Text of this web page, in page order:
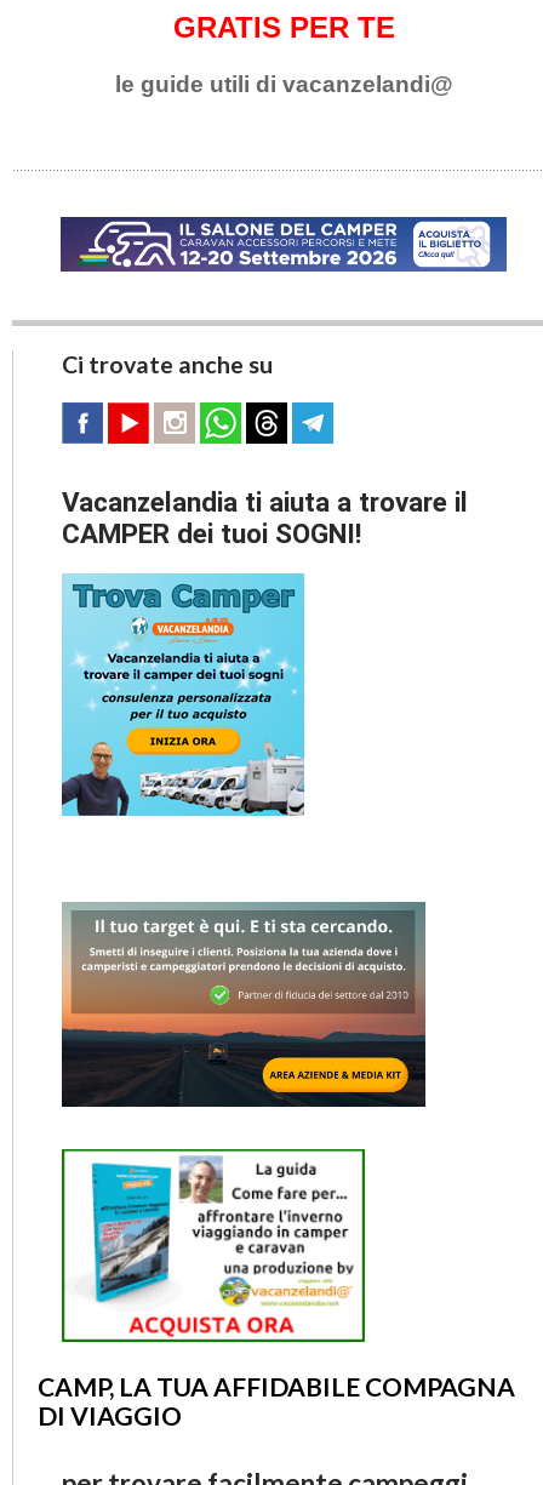
GRATIS PER TE
le guide utili di vacanzelandi@
Ci trovate anche su
Vacanzelandia ti aiuta a trovare il
CAMPER dei tuoi SOGNI!
CAMP, LA TUA AFFIDABILE COMPAGNA
DI VIAGGIO